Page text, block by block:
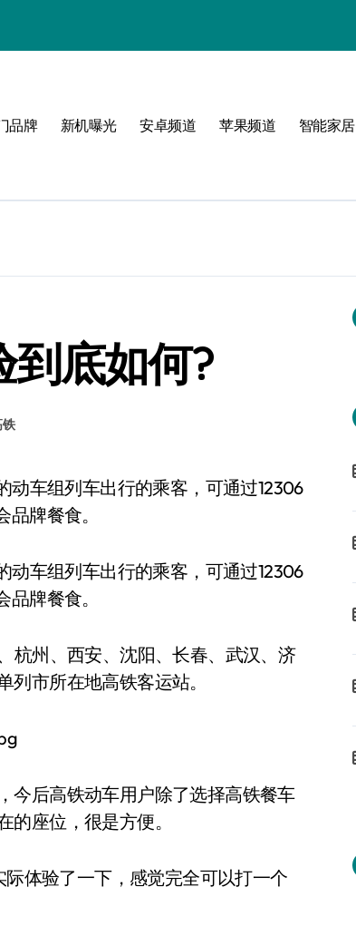
！
品牌 新机曝光 安卓频道 苹果频道 智能家居
到底如何?
铁
牌餐食。
动车组列车出行的乘客，可通过12306
牌餐食。
杭州、西安、沈阳、长春、武汉、济
市所在地高铁客运站。
今后高铁动车用户除了选择高铁餐车
座位，很是方便。
体验了一下，感觉完全可以打一个